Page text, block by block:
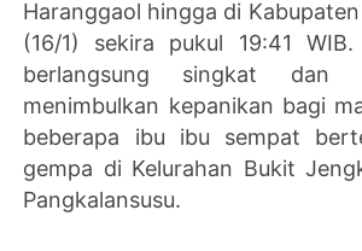
Haranggaol hingga di
(16/1) sekira pukul 19:41
berlangsung singkat dan
menimbulkan kepanikan bagi
beberapa ibu ibu sempat
gempa di Kelurahan Bukit
Pangkalansusu.